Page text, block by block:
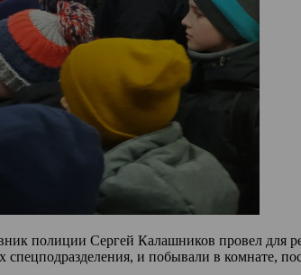
полиции Сергей Калашников провел для
и побывали в комнате,